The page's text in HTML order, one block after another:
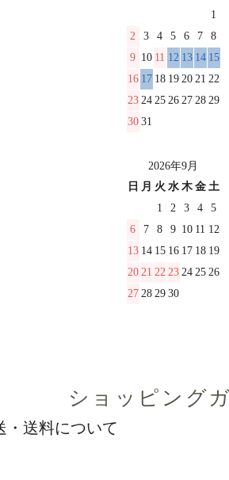
1
2
3 4 5 6 7
8
9 10 11 12 13 14 15
16 17 18 19 20 21 22
23 24 25 26 27 28 29
30 31
2026年9月
日 月 火 水 木 金 土
1
2 3 4
5
6
7 8 9 10 11 12
13 14 15 16 17 18 19
20 21 22 23 24 25 26
27 28 29 30
ショッピング
・送料について